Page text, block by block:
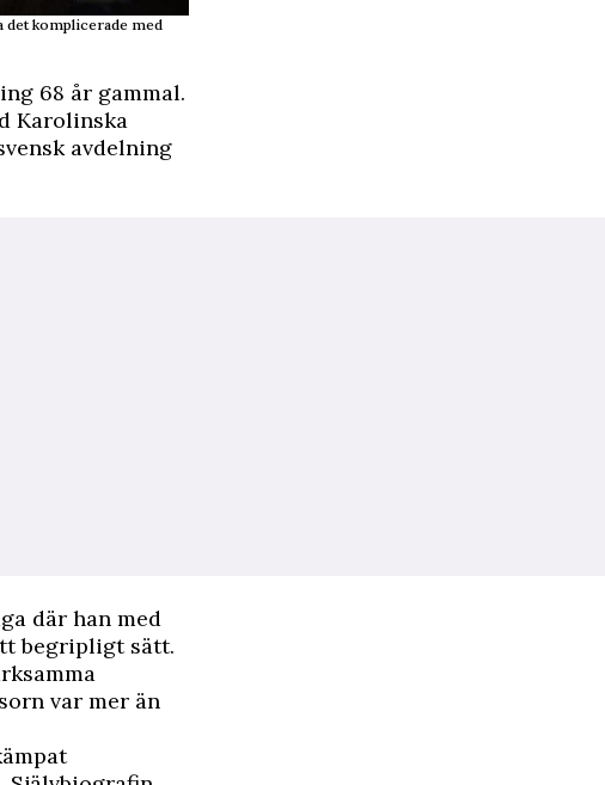
det komplicerade med
68 år gammal.
Karolinska
avdelning
där han med
begripligt sätt.
var mer än